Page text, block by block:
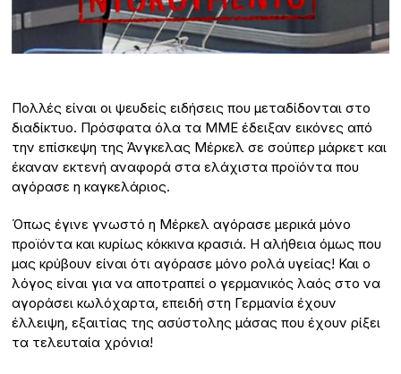
Πολλές είναι οι ψευδείς ειδήσεις που μεταδίδονται στο
διαδίκτυο. Πρόσφατα όλα τα ΜΜΕ έδειξαν εικόνες από
την επίσκεψη της Άνγκελας Μέρκελ σε σούπερ μάρκετ και
έκαναν εκτενή αναφορά στα ελάχιστα προϊόντα που
αγόρασε η καγκελάριος.
Όπως έγινε γνωστό η Μέρκελ αγόρασε μερικά μόνο
προϊόντα και κυρίως κόκκινα κρασιά. Η αλήθεια όμως που
μας κρύβουν είναι ότι αγόρασε μόνο ρολά υγείας! Και ο
λόγος είναι για να αποτραπεί ο γερμανικός λαός στο να
αγοράσει κωλόχαρτα, επειδή στη Γερμανία έχουν
έλλειψη, εξαιτίας της ασύστολης μάσας που έχουν ρίξει
τα τελευταία χρόνια!